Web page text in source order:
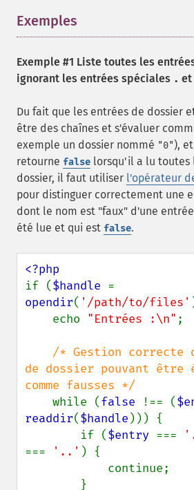
Exemples
Exemple #1 Liste toutes les
ignorant les entrées spéciales . et
Du fait que les entrées de dossier
être des chaînes et s'évaluer
exemple un dossier nommé "0"),
retourne false lorsqu'il a lu toutes
dossier, il faut utiliser l'opérateur
pour distinguer correctement une
dont le nom est "faux" d'une
été lue et qui est false.
if ($handle
opendir( '/path/to/files'
    echo
"Entrées :\n" ;
/* Gestion correcte
de dossier pouvant être
comme fausses */
while (false !== (
readdir($handle ))) {
        if (
$entry ===
===
'..' ) {